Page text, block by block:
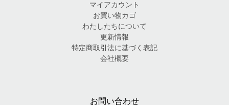
マイアカウント
お買い物カゴ
わたしたちについて
更新情報
特定商取引法に基づく表記
会社概要
お問い合わせ